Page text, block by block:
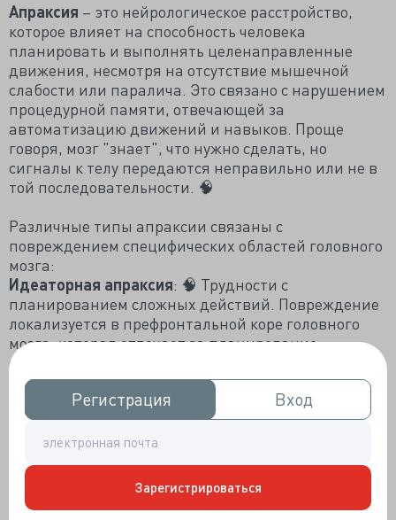
Регистрация
Регистрация Вход
Вход
Зарегистрироваться
Апраксия – это нейрологическое расстройство,
которое влияет на способность человека
планировать и выполнять целенаправленные
движения, несмотря на отсутствие мышечной
слабости или паралича. Это связано с нарушением
процедурной памяти, отвечающей за
автоматизацию движений и навыков. Проще
говоря, мозг "знает", что нужно сделать, но
сигналы к телу передаются неправильно или не в
той последовательности. 🧠
Различные типы апраксии связаны с
повреждением специфических областей головного
мозга:
Идеаторная апраксия: 🧠 Трудности с
планированием сложных действий. Повреждение
локализуется в префронтальной коре головного
мозга, которая отвечает за планирование,
организацию и контроль действий. Человек
понимает, что нужно сделать, но не может
составить план действий. 💡
Моторная апраксия:🤌 Проявляется трудностями
с выполнением самих движений, даже простых.
отвечающая за организацию движений.
Например, проблемы с завязыванием шнурков или